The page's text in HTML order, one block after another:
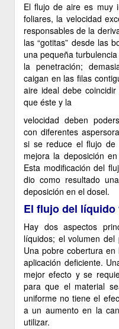
El flujo de aire es muy
foliares, la velocidad
responsables de la
las “gotitas” desde las
una pequeña
la penetración;
caigan en las filas
aire ideal debe
que éste y la
velocidad deben
con diferentes
si se reduce el flujo
mejora la deposición
Esta modificación del
dio como resultado
deposición en el dosel.
El flujo del
Hay dos aspectos
líquidos; el volumen
Una pobre cobertura
aplicación deficiente.
mejor efecto y se
para que el material
uniforme no tiene el
a un aumento en la
utilizar.